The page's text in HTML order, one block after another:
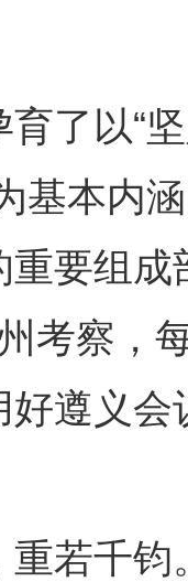
以“坚
基本内
重要组
考察，
遵义
千钧